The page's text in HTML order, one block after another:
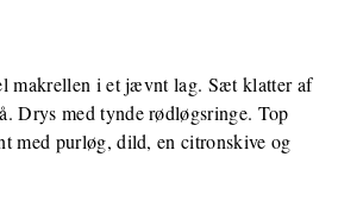
makrellen i et jævnt lag. Sæt klatter af
Drys med tynde rødløgsringe. Top
med purløg, dild, en citronskive og